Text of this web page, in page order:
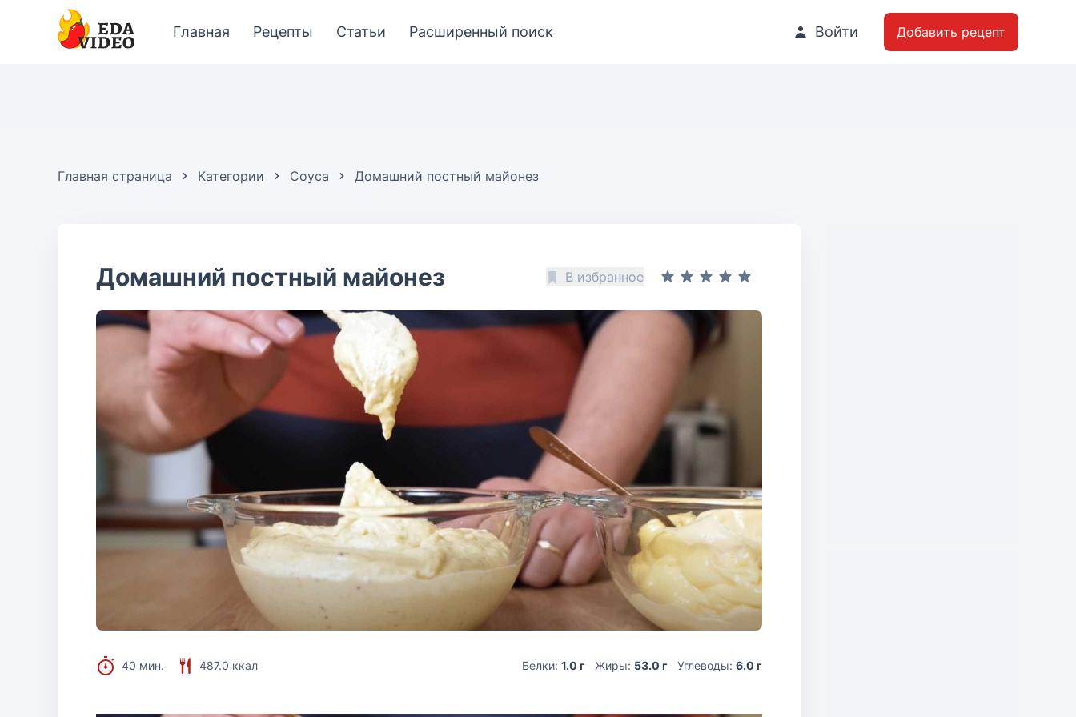
Главная Рецепты Статьи Расширенный поиск Войти Добавить рецепт
Главная страница Категории Соуса Домашний постный майонез
Домашний постный майонез В избранное
40 мин. 487.0 ккал Белки: 1.0 г Жиры: 53.0 г Углеводы: 6.0 г